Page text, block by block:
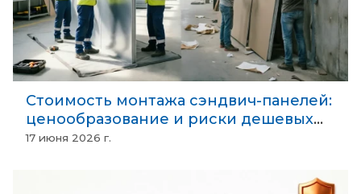
Стоимость монтажа сэндвич-панелей:
ценообразование и риски дешевых
бригад в 2026 году
17 июня 2026 г.